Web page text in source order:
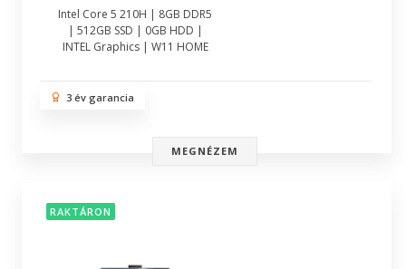
Intel Core 5 210H | 8GB DDR5
| 512GB SSD | 0GB HDD |
INTEL Graphics | W11 HOME
3 év garancia
MEGNÉZEM
RAKTÁRON